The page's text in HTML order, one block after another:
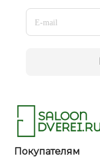
Покупателям